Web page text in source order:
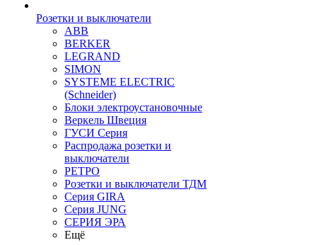
Розетки и выключатели
ABB
BERKER
LEGRAND
SIMON
SYSTEME ELECTRIC
(Schneider)
Блоки электроустановочные
Веркель Швеция
ГУСИ Серия
Распродажа розетки и
выключатели
РЕТРО
Розетки и выключатели ТДМ
Серия GIRA
Серия JUNG
СЕРИЯ ЭРА
Ещё